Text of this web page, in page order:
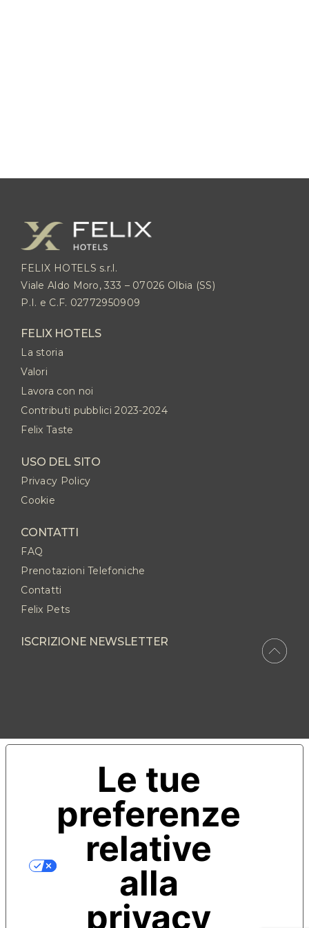
FELIX HOTELS s.r.l.
Viale Aldo Moro, 333 – 07026 Olbia (SS)
P.I. e C.F. 02772950909
FELIX HOTELS
La storia
Valori
Lavora con noi
Contributi pubblici 2023-2024
Felix Taste
USO DEL SITO
Privacy Policy
Cookie
CONTATTI
FAQ
Prenotazioni Telefoniche
Contatti
Felix Pets
ISCRIZIONE NEWSLETTER
Le tue
preferenze
relative
alla
privacy